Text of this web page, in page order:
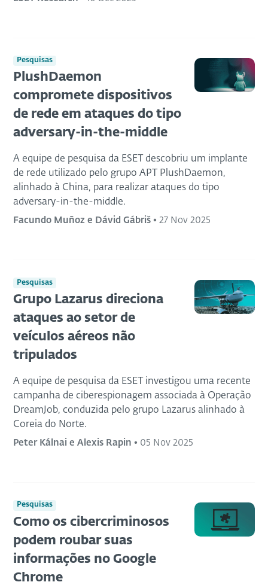
Pesquisas
PlushDaemon
compromete dispositivos
de rede em ataques do tipo
adversary-in-the-middle
A equipe de pesquisa da ESET descobriu um implante
de rede utilizado pelo grupo APT PlushDaemon,
alinhado à China, para realizar ataques do tipo
adversary-in-the-middle.
Facundo Muñoz e Dávid Gábriš • 27 Nov 2025
Pesquisas
Grupo Lazarus direciona
ataques ao setor de
veículos aéreos não
tripulados
A equipe de pesquisa da ESET investigou uma recente
campanha de ciberespionagem associada à Operação
DreamJob, conduzida pelo grupo Lazarus alinhado à
Coreia do Norte.
Peter Kálnai e Alexis Rapin • 05 Nov 2025
Pesquisas
Como os cibercriminosos
podem roubar suas
informações no Google
Chrome